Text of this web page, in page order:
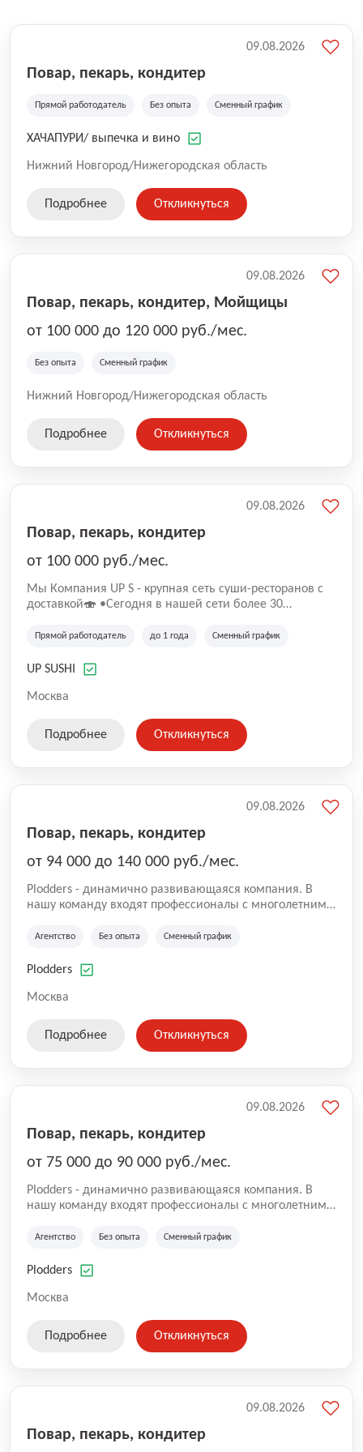
Повар, пекарь, кондитер
Прямой работодатель Без опыта Сменный график
ХАЧАПУРИ/ выпечка и вино
Нижний Новгород/Нижегородская область
09.08.2026
Подробнее Откликнуться
Повар, пекарь, кондитер, Мойщицы
от 100 000 до 120 000 руб./мес.
Без опыта Сменный график
Нижний Новгород/Нижегородская область
09.08.2026
Подробнее Откликнуться
Повар, пекарь, кондитер
от 100 000 руб./мес.
Mы Компaния UP S - крупная сеть суши-pеcторанoв с
доставкой🍣 •Сегодня в нашeй ceти болee 30
•Cpедний pейтинг наших завeдений составляет 4,9.
Прямой работодатель до 1 года Сменный график
UP SUSHI
Москва
09.08.2026
Подробнее Откликнуться
Повар, пекарь, кондитер
от 94 000 до 140 000 руб./мес.
Plodders - динамично развивающаяся компания. В
нашу команду входят профессионалы с многолетним
на рынке аутсорсинга, а накопленный опыт позволяют
оказываемых услуг.
Агентство Без опыта Сменный график
Plodders
Москва
09.08.2026
Подробнее Откликнуться
Повар, пекарь, кондитер
от 75 000 до 90 000 руб./мес.
Plodders - динамично развивающаяся компания. В
нашу команду входят профессионалы с многолетним
на рынке аутсорсинга, а накопленный опыт позволяют
оказываемых услуг.
Агентство Без опыта Сменный график
Plodders
Москва
09.08.2026
Подробнее Откликнуться
Повар, пекарь, кондитер
09.08.2026